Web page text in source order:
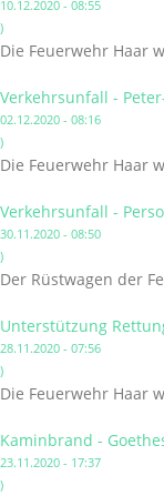
10.12.2020 - 08:55
)
Die Feuerwehr Haar
Verkehrsunfall -
02.12.2020 - 08:16
)
Die Feuerwehr Haar
Verkehrsunfall -
30.11.2020 - 08:50
)
Der Rüstwagen der
Unterstützung
28.11.2020 - 07:56
)
Die Feuerwehr Haar
Kaminbrand -
23.11.2020 - 17:37
)